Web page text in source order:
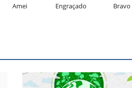
Amei Engraçado Bravo